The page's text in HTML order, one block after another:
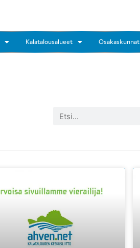
Kalatalousalueet Osakaskunnat